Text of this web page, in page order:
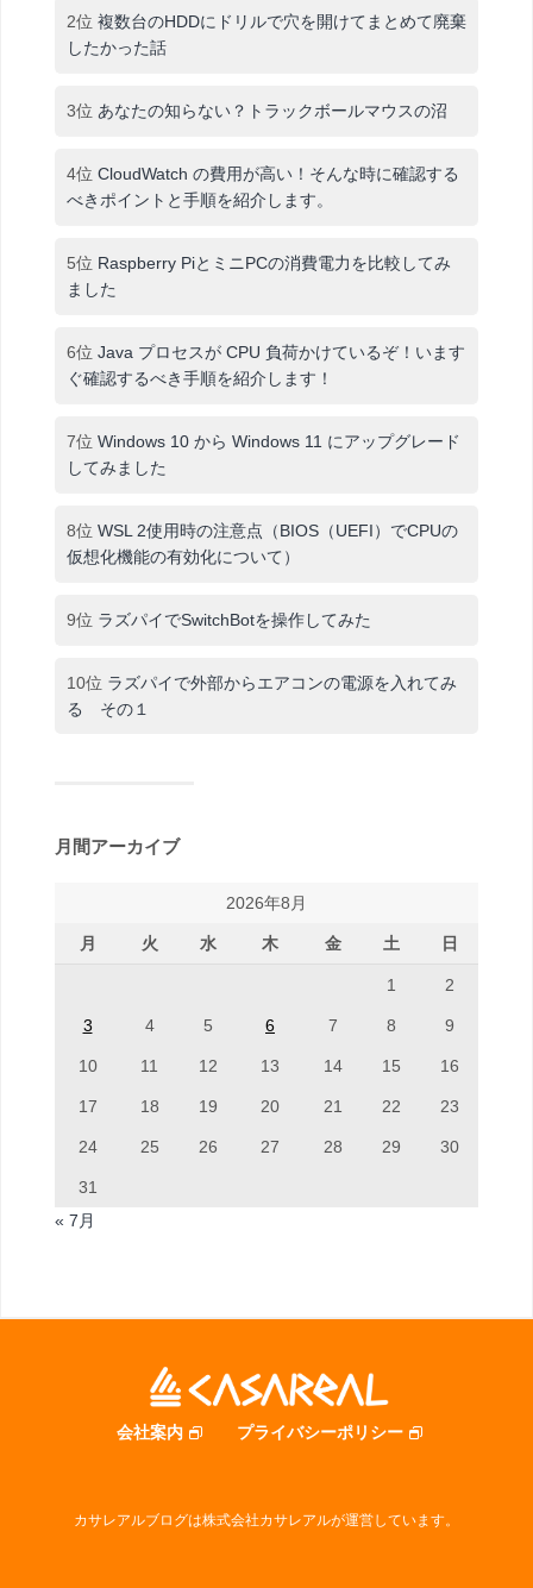
2位 複数台のHDDにドリルで穴を開けてまとめて廃棄
したかった話
3位 あなたの知らない？トラックボールマウスの沼
4位 CloudWatch の費用が高い！そんな時に確認する
べきポイントと手順を紹介します。
5位 Raspberry PiとミニPCの消費電力を比較してみ
ました
6位 Java プロセスが CPU 負荷かけているぞ！います
ぐ確認するべき手順を紹介します！
7位 Windows 10 から Windows 11 にアップグレード
してみました
8位 WSL 2使用時の注意点（BIOS（UEFI）でCPUの
仮想化機能の有効化について）
9位 ラズパイでSwitchBotを操作してみた
10位 ラズパイで外部からエアコンの電源を入れてみ
る その１
月間アーカイブ
2026年8月
月 火 水 木 金 土 日
1 2
3 4 5 6 7 8 9
10 11 12 13 14 15 16
17 18 19 20 21 22 23
24 25 26 27 28 29 30
31
« 7月
会社案内 プライバシーポリシー
カサレアルブログは株式会社カサレアルが運営しています。